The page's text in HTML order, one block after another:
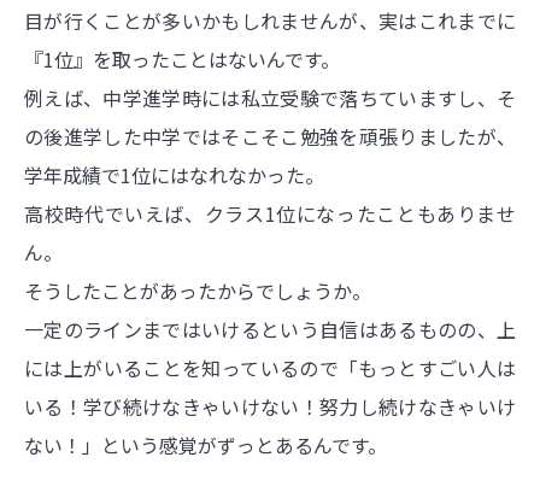
目が行くことが多いかもしれませんが、実はこれまでに
『1位』を取ったことはないんです。
例えば、中学進学時には私立受験で落ちていますし、そ
の後進学した中学ではそこそこ勉強を頑張りましたが、
学年成績で1位にはなれなかった。
高校時代でいえば、クラス1位になったこともありませ
ん。
そうしたことがあったからでしょうか。
一定のラインまではいけるという自信はあるものの、上
には上がいることを知っているので「もっとすごい人は
いる！学び続けなきゃいけない！努力し続けなきゃいけ
ない！」という感覚がずっとあるんです。